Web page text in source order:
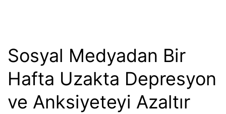
Sosyal Medyadan Bir
Hafta Uzakta Depresyon
ve Anksiyeteyi Azaltır